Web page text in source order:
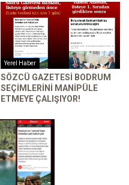
Yerel Haber
SÖZCÜ GAZETESI BODRUM
SEÇIMLERINI MANIPÜLE
ETMEYE ÇALIŞIYOR!